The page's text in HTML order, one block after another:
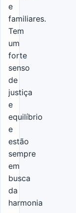
e
familiares.
Tem
um
forte
senso
de
justiça
e
equilíbrio
e
estão
sempre
em
busca
da
harmonia